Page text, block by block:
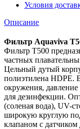
Условия
Описание
Фильтр Aquaviva
Фильтр T500
частных
Цельный дутый
полиэтилена HDPE.
окружения, давление
для дезинфекции.
(соленая вода), UV-
широкую круглую
клапаном с